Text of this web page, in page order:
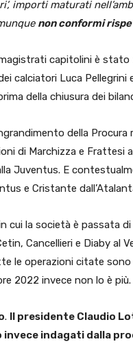
importi maturati
non conformi
capitolini è
calciatori Luca
della chiusura dei
della Procura
di Marchizza e Frattesi
Juventus. E
e Cristante
cui la società è passata
Cancellieri e Diaby al
le operazioni citate
2022 invece non lo è più.
. Il presidente Claudio
invece indagati dalla